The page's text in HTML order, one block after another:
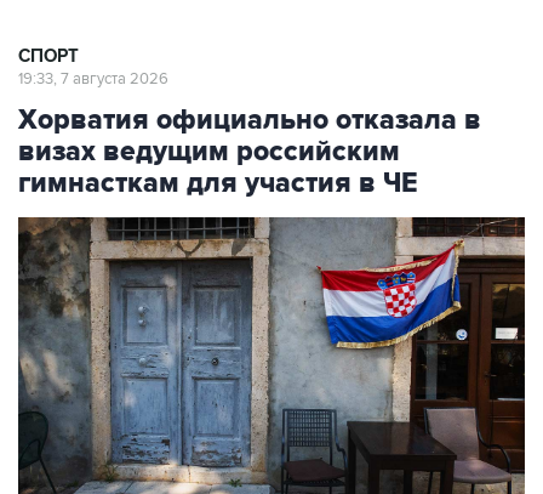
Хорватия официально отказала в
визах ведущим российским
гимнасткам для участия в ЧЕ
Фото: Jay L Clendenin/Getty Images